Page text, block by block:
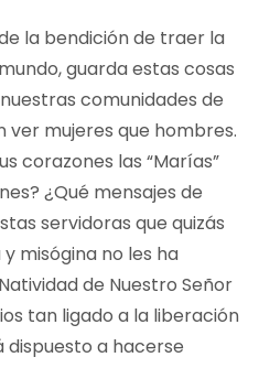
la bendición de traer la
guarda estas cosas
comunidades de
ver mujeres que hombres.
corazones las “Marías”
¿Qué mensajes de
servidoras que quizás
misógina no les ha
de Nuestro Señor
tan ligado a la liberación
dispuesto a hacerse